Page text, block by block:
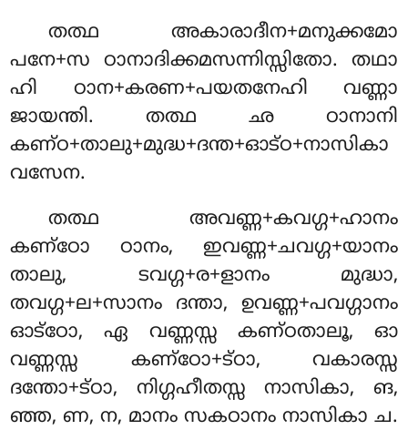
തത്ഥ അകാരാദീന+മനുക്കമോ
പനേ+സ ഠാനാദിക്കമസന്നിസ്സിതോ. തഥാ
ഹി ഠാന+കരണ+പയതനേഹി വണ്ണാ
ജായന്തി. തത്ഥ ഛ ഠാനാനി
കണ്ഠ+താലു+മുദ്ധ+ദന്ത+ഓട്ഠ+നാസികാ
വസേന.
തത്ഥ അവണ്ണ+കവഗ്ഗ+ഹാനം
കണ്ഠോ ഠാനം, ഇവണ്ണ+ചവഗ്ഗ+യാനം
താലു, ടവഗ്ഗ+ര+ളാനം മുദ്ധാ,
തവഗ്ഗ+ല+സാനം ദന്താ, ഉവണ്ണ+പവഗ്ഗാനം
ഓട്ഠോ, ഏ വണ്ണസ്സ കണ്ഠതാലൂ, ഓ
വണ്ണസ്സ കണ്ഠോ+ട്ഠാ, വകാരസ്സ
ദന്തോ+ട്ഠാ, നിഗ്ഗഹീതസ്സ നാസികാ, ങ,
ഞ്ഞ, ണ, ന, മാനം സകഠാനം നാസികാ ച.